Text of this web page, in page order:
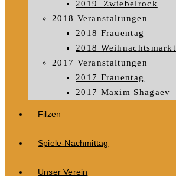
2019_Zwiebelrock
2018 Veranstaltungen
2018 Frauentag
2018 Weihnachtsmarkt
2017 Veranstaltungen
2017 Frauentag
2017 Maxim Shagaev
Filzen
Spiele-Nachmittag
Unser Verein